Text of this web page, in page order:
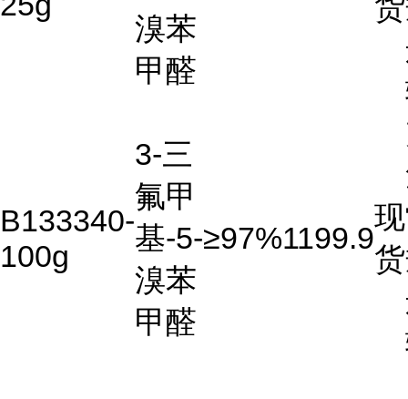
溴苯
甲醛
货
B133340-
100g
3-三
氟甲
基-5-
溴苯
甲醛
≥97%1199.9
现
货